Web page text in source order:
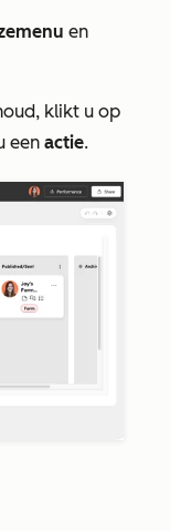
en
klikt u op
een actie.